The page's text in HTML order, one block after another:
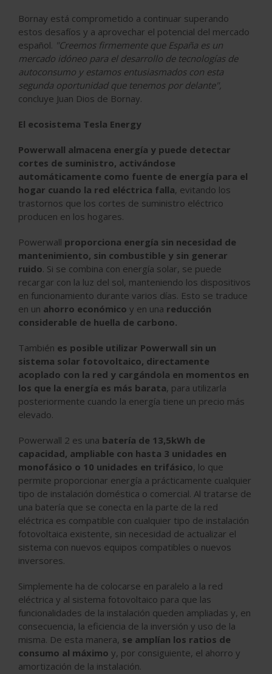
Bornay está comprometido a continuar superando
estos desafíos y a aprovechar el potencial del mercado
español. "Creemos firmemente que España es un
mercado idóneo para el desarrollo de tecnologías de
autoconsumo y estamos entusiasmados con esta
segunda oportunidad que tenemos por delante",
concluye Juan Dios de Bornay.
El ecosistema Tesla Energy
Powerwall almacena energía y puede detectar
cortes de suministro, activándose
automáticamente como fuente de energía para el
hogar cuando la red eléctrica falla, evitando los
trastornos que los cortes de suministro eléctrico
producen en los hogares.
Powerwall proporciona energía sin necesidad de
mantenimiento, sin combustible y sin generar
ruido. Si se combina con energía solar, se puede
recargar con la luz del sol, manteniendo los dispositivos
en funcionamiento durante varios días. Esto se traduce
en un ahorro económico y en una reducción
considerable de huella de carbono.
También es posible utilizar Powerwall sin un
sistema solar fotovoltaico, directamente
acoplado con la red y cargándola en momentos en
los que la energía es más barata, para utilizarla
posteriormente cuando la energía tiene un precio más
elevado.
Powerwall 2 es una batería de 13,5kWh de
capacidad, ampliable con hasta 3 unidades en
monofásico o 10 unidades en trifásico, lo que
permite proporcionar energía a prácticamente cualquier
tipo de instalación doméstica o comercial. Al tratarse de
una batería que se conecta en la parte de la red
eléctrica es compatible con cualquier tipo de instalación
fotovoltaica existente, sin necesidad de actualizar el
sistema con nuevos equipos compatibles o nuevos
inversores.
Simplemente ha de colocarse en paralelo a la red
eléctrica y al sistema fotovoltaico para que las
funcionalidades de la instalación queden ampliadas y, en
consecuencia, la eficiencia de la inversión y uso de la
misma. De esta manera, se amplían los ratios de
consumo al máximo y, por consiguiente, el ahorro y
amortización de la instalación.